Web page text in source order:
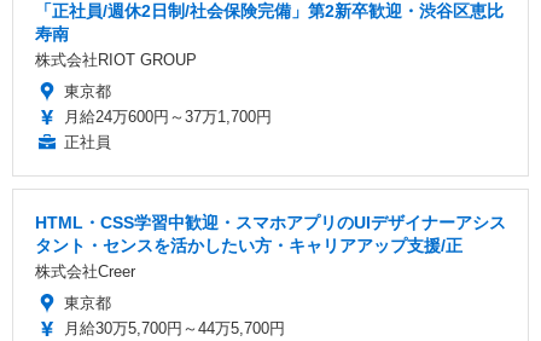
「正社員/週休2日制/社会保険完備」第2新卒歓迎・渋谷区恵比
寿南
株式会社RIOT GROUP
東京都
月給24万600円～37万1,700円
正社員
HTML・CSS学習中歓迎・スマホアプリのUIデザイナーアシス
タント・センスを活かしたい方・キャリアアップ支援/正
株式会社Creer
東京都
月給30万5,700円～44万5,700円